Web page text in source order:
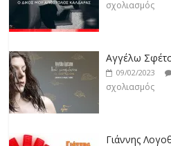
σχολιασμός
Αγγέλω
09/02/2023
σχολιασμός
Γιάννης